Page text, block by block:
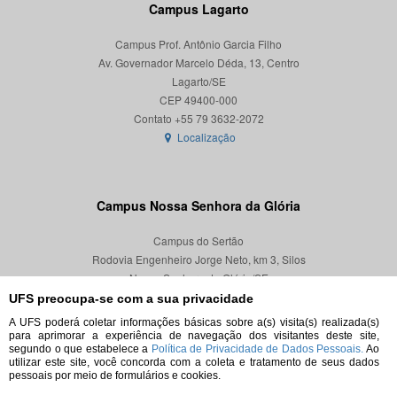
UFS preocupa-se com a sua privacidade
A UFS poderá coletar informações básicas sobre a(s) visita(s) realizada(s)
para aprimorar a experiência de navegação dos visitantes deste site,
segundo o que estabelece a Política de Privacidade de Dados Pessoais. Ao
utilizar este site, você concorda com a coleta e tratamento de seus dados
pessoais por meio de formulários e cookies.
Campus Lagarto
Campus Prof. Antônio Garcia Filho
Av. Governador Marcelo Déda, 13, Centro
Lagarto/SE
CEP 49400-000
Localização
Campus Nossa Senhora da Glória
Campus do Sertão
Rodovia Engenheiro Jorge Neto, km 3, Silos
Nossa Senhora da Glória/SE
CEP 49680-000
Localização